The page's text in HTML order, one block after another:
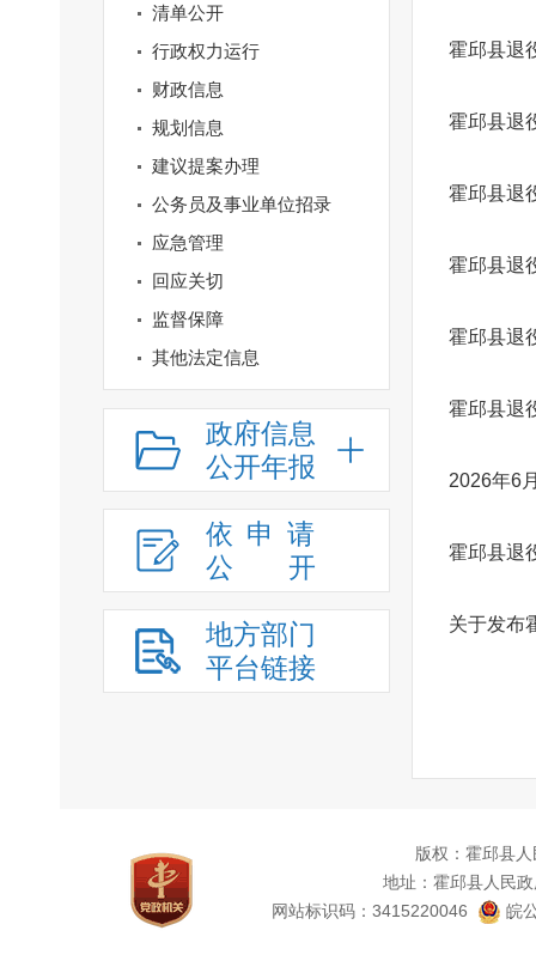
清单公开
行政权力运行
财政信息
规划信息
建议提案办理
公务员及事业单位招录
应急管理
回应关切
监督保障
其他法定信息
政府信息
公开年报
依申请
公
开
地方部门
平台链接
霍邱县退
霍邱县退
霍邱县退
霍邱县退
霍邱县退
霍邱县退
2026年6
霍邱县退
关于发布
版权：霍邱县
地址：霍邱县人民
网站标识码：3415220046
皖